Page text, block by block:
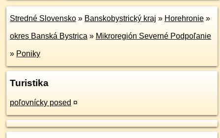
Stredné Slovensko » Banskobystrický kraj » Horehronie »
okres Banská Bystrica » Mikroregión Severné Podpoľanie
» Poniky
Turistika
poľovnícky posed ¤